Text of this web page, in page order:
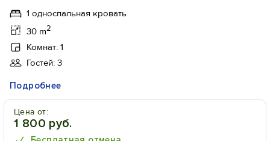
1 односпальная кровать
30 m2
Комнат: 1
Гостей: 3
Подробнее
Цена от:
1 800 руб.